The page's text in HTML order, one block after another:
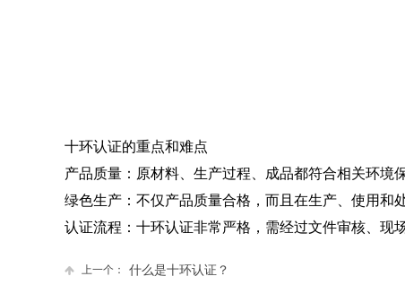
十环认证的重点和难点
产品质量：原材料、生产过程、成品都符合相关环境
绿色生产：不仅产品质量合格，而且在生产、使用和
认证流程：十环认证非常严格，需经过文件审核、现
上一个： ​什么是十环认证？